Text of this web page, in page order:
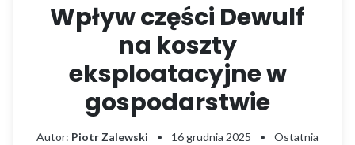
Wpływ części Dewulf
na koszty
eksploatacyjne w
gospodarstwie
Autor: Piotr Zalewski • 16 grudnia 2025 •
Ostatnia